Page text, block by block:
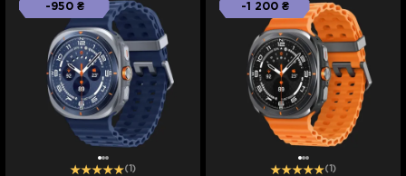
-950 ₴
(1)
-1 200 ₴
(1)